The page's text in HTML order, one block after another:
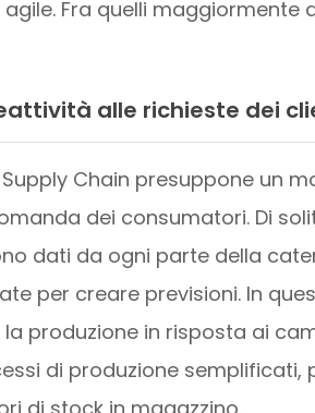
agile. Fra quelli
alle richieste dei
Supply Chain presuppone un
dei consumatori. Di
dati da ogni parte della
per creare previsioni. In
produzione in risposta ai
di produzione